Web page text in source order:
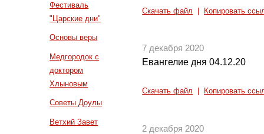
Фестиваль
"Царские дни"
Основы веры
Медгородок с
доктором
Хлыновым
Советы Доулы
Ветхий Завет
Скачать файл Копировать
7 декабря 2020
Евангелие дня 04.12.20
Скачать файл Копировать
2 декабря 2020